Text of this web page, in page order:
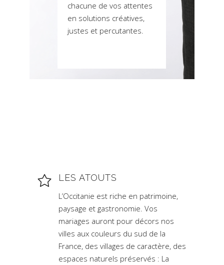
chacune de vos attentes
en solutions créatives,
justes et percutantes.
LES ATOUTS
L’Occitanie est riche en patrimoine,
paysage et gastronomie. Vos
mariages auront pour décors nos
villes aux couleurs du sud de la
France, des villages de caractère, des
espaces naturels préservés : La